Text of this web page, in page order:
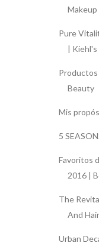
Makeup
Pure
| Kiehl's
Productos
Beauty
Mis
5
Favoritos
2016 |
The
And
Urban